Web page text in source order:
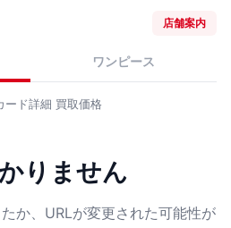
店舗案内
ワンピース
ード詳細 買取価格
りません
か、URLが変更された可能性が